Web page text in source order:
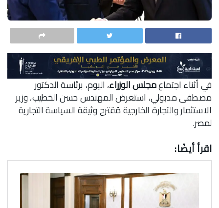
في أثناء اجتماعمجلس الوزراء، اليوم، برئاسة الدكتور
مصطفى مدبولي، استعرض المهندس حسن الخطيب، وزير
الاستثمار والتجارة الخارجية مُقترح وثيقة السياسة التجارية
لمصر.
اقرأ أيضًا: